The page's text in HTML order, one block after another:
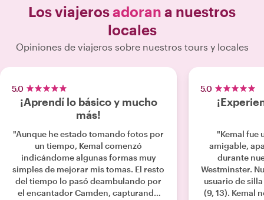
Los viajerosadoran a nuestros
locales
Opiniones de viajeros sobre nuestros tours y locales
5.0
¡Aprendí lo básico y mucho
más!
"Aunque he estado tomando fotos por
un tiempo, Kemal comenzó
indicándome algunas formas muy
simples de mejorar mis tomas. El resto
del tiempo lo pasó deambulando por
el encantador Camden, capturando
5.0
"Kemal fue
amigable,
durante
Westminster.
usuario de
(9, 13). Kemal nos enseñó mucho y se